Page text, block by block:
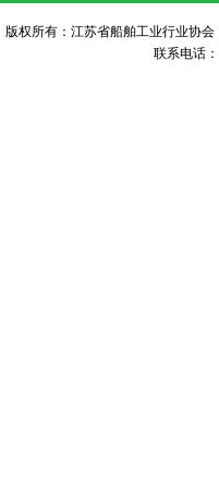
版权所有：江苏省船舶工业行业协
联系电话